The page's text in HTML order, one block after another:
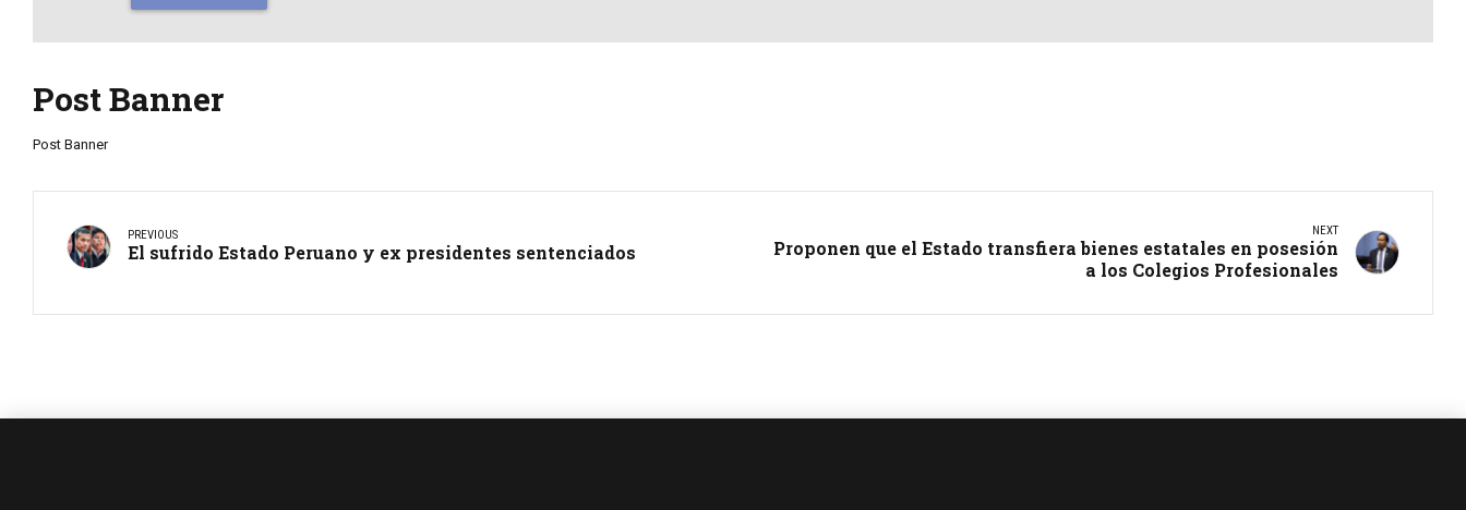
Post Banner
Post Banner
PREVIOUS
El sufrido Estado Peruano y ex presidentes sentenciados
NEXT
Proponen que el Estado transfiera bienes estatales en posesión
a los Colegios Profesionales